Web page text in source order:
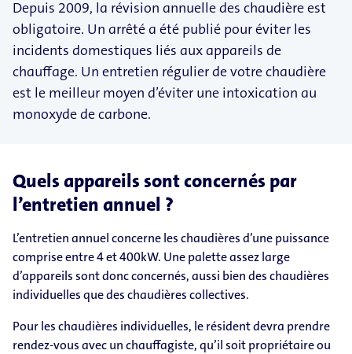
Depuis 2009, la révision annuelle des chaudière est
obligatoire. Un arrêté a été publié pour éviter les
incidents domestiques liés aux appareils de
chauffage. Un entretien régulier de votre chaudière
est le meilleur moyen d’éviter une intoxication au
monoxyde de carbone.
Quels appareils sont concernés par
l’entretien annuel ?
L’entretien annuel concerne les chaudières d’une puissance
comprise entre 4 et 400kW. Une palette assez large
d’appareils sont donc concernés, aussi bien des chaudières
individuelles que des chaudières collectives.
Pour les chaudières individuelles, le résident devra prendre
rendez-​vous avec un chauffagiste, qu’il soit propriétaire ou